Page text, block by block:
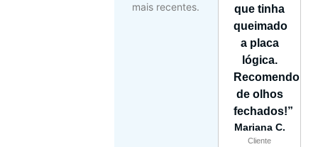
mais recentes.
que tinha
queimado
a placa
lógica.
Recomendo
de olhos
fechados!”
Mariana C.
Cliente